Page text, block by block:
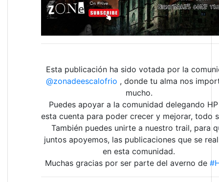
Esta publicación ha sido votada por la
@zonadeescalofrio , donde tu alma nos
mucho.
Puedes apoyar a la comunidad delegando
esta cuenta para poder crecer y mejorar, todo
También puedes unirte a nuestro trail, para
juntos apoyemos, las publicaciones que se
en esta comunidad.
Muchas gracias por ser parte del averno de